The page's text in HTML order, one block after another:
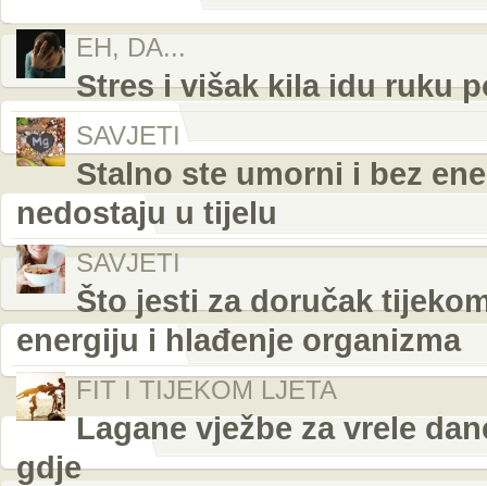
EH, DA...
Stres i višak kila idu ruku
SAVJETI
Stalno ste umorni i bez
nedostaju u tijelu
SAVJETI
Što jesti za doručak
energiju i hlađenje organizma
FIT I TIJEKOM LJETA
Lagane vježbe za vrele
gdje